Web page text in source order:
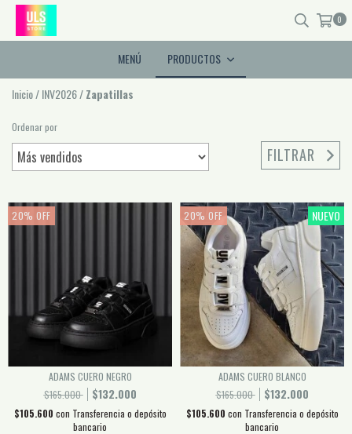
0
MENÚ PRODUCTOS
Inicio/INV2026/Zapatillas
Ordenar por
FILTRAR
20% OFF
ADAMS CUERO NEGRO
$165.000
$132.000
$105.600 con Transferencia o depósito
bancario
20% OFF NUEVO
ADAMS CUERO BLANCO
$165.000
$132.000
$105.600 con Transferencia o depósito
bancario